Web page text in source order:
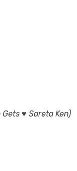
♥ Sareta Ken)